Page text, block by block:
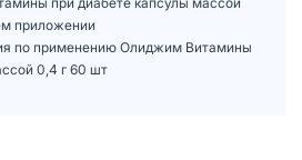
приложении
по применению Олиджим Витамины
0,4 г 60 шт